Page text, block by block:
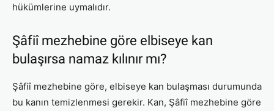
hükümlerine uymalıdır.
Şâfiî mezhebine göre elbiseye kan
bulaşırsa namaz kılınır mı?
Şâfiî mezhebine göre, elbiseye kan bulaşması durumunda
bu kanın temizlenmesi gerekir. Kan, Şâfiî mezhebine göre